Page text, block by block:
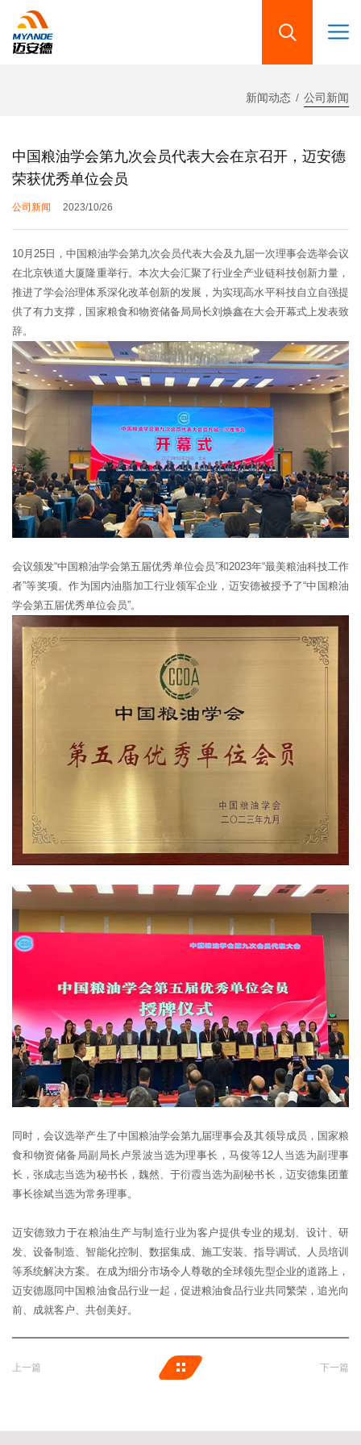
新闻动态 公司新闻
中国粮油学会第九次会员代表大会在京召开，迈安德
荣获优秀单位会员
公司新闻 2023/10/26
10月25日，中国粮油学会第九次会员代表大会及九届一次理事会选举会议
在北京铁道大厦隆重举行。本次大会汇聚了行业全产业链科技创新力量，
推进了学会治理体系深化改革创新的发展，为实现高水平科技自立自强提
供了有力支撑，国家粮食和物资储备局局长刘焕鑫在大会开幕式上发表致
辞。
会议颁发“中国粮油学会第五届优秀单位会员”和2023年“最美粮油科技工作
者”等奖项。作为国内油脂加工行业领军企业，迈安德被授予了“中国粮油
学会第五届优秀单位会员”。
同时，会议选举产生了中国粮油学会第九届理事会及其领导成员，国家粮
食和物资储备局副局长卢景波当选为理事长，马俊等12人当选为副理事
长，张成志当选为秘书长，魏然、于衍霞当选为副秘书长，迈安德集团董
事长徐斌当选为常务理事。
迈安德致力于在粮油生产与制造行业为客户提供专业的规划、设计、研
发、设备制造、智能化控制、数据集成、施工安装、指导调试、人员培训
等系统解决方案。在成为细分市场令人尊敬的全球领先型企业的道路上，
迈安德愿同中国粮油食品行业一起，促进粮油食品行业共同繁荣，追光向
前、成就客户、共创美好。
上一篇 下一篇